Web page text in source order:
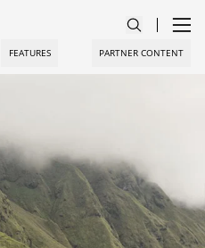
FEATURES PARTNER CONTENT